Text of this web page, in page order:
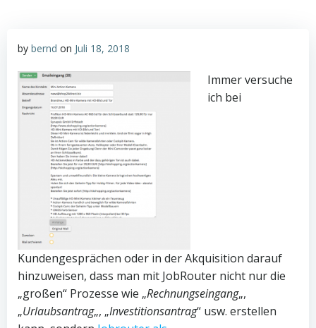
by bernd on Juli 18, 2018
Immer versuche
ich bei
Kundengesprächen oder in der Akquisition darauf
hinzuweisen, dass man mit JobRouter nicht nur die
„großen“ Prozesse wie „Rechnungseingang„,
„Urlaubsantrag„, „Investitionsantrag“ usw. erstellen